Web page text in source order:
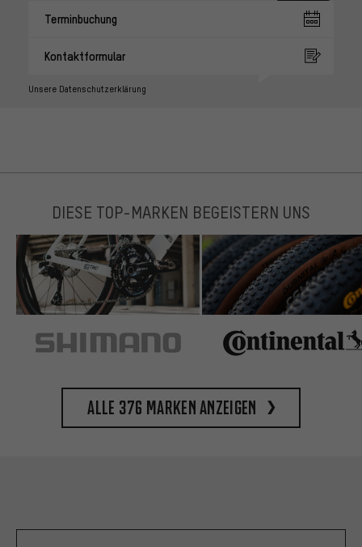
Terminbuchung
Kontaktformular
Unsere Datenschutzerklärung
DIESE TOP-MARKEN BEGEISTERN UNS
Alle 376 Marken anzeigen